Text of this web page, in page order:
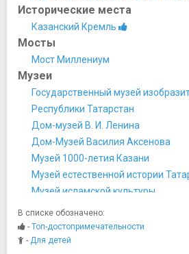
Исторические места
Казанский Кремль
Мосты
Мост Миллениум
Музеи
Государственный музей
Республики Татарстан
Дом-музей В. И. Ленина
Дом-Музей Василия Аксенова
Музей 1000-летия Казани
Музей естественной истории
Музей исламской культуры
Музей Константина Васильева
Музей социалистического быта
Музей счастливого детства
В списке обозначено:
- Топ-достопримечательности
- Для детей